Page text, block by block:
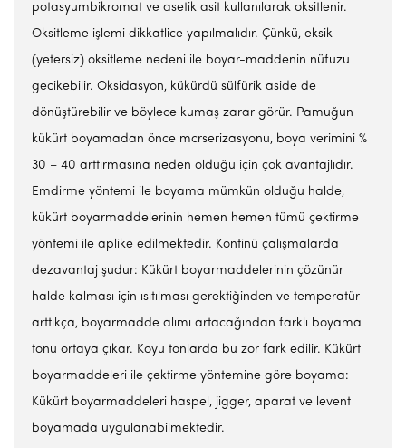
potasyumbikromat ve asetik asit kullanılarak oksitlenir.
Oksitleme işlemi dikkatlice yapılmalıdır. Çünkü, eksik
(yetersiz) oksitleme nedeni ile boyar-maddenin nüfuzu
gecikebilir. Oksidasyon, kükürdü sülfürik aside de
dönüştürebilir ve böylece kumaş zarar görür. Pamuğun
kükürt boyamadan önce mcrserizasyonu, boya verimini %
30 – 40 arttırmasına neden olduğu için çok avantajlıdır.
Emdirme yöntemi ile boyama mümkün olduğu halde,
kükürt boyarmaddelerinin hemen hemen tümü çektirme
yöntemi ile aplike edilmektedir. Kontinü çalışmalarda
dezavantaj şudur: Kükürt boyarmaddelerinin çözünür
halde kalması için ısıtılması gerektiğinden ve temperatür
arttıkça, boyarmadde alımı artacağından farklı boyama
tonu ortaya çıkar. Koyu tonlarda bu zor fark edilir. Kükürt
boyarmaddeleri ile çektirme yöntemine göre boyama:
Kükürt boyarmaddeleri haspel, jigger, aparat ve levent
boyamada uygulanabilmektedir.